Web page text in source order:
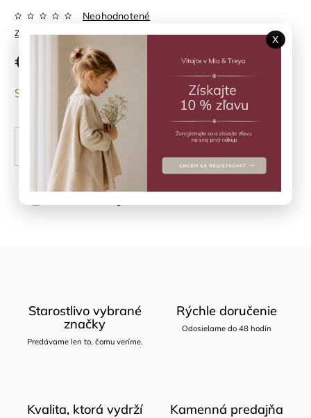
Značka:LITTLE DUTCH
Neohodnotené
€9,90
SKLADOM (2 ks)
Starostlivo vybrané
značky
Predávame len to, čomu veríme.
Rýchle doručenie
Odosielame do 48 hodín
Kvalita, ktorá vydrží Kamenná predajňa
X